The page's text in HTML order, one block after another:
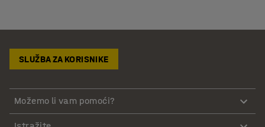
SLUŽBA ZA KORISNIKE
Možemo li vam pomoći?